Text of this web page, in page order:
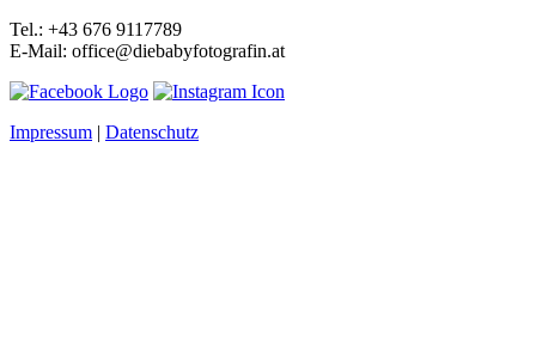
Tel.: +43 676 9117789
E-Mail: office@diebabyfotografin.at
Impressum | Datenschutz